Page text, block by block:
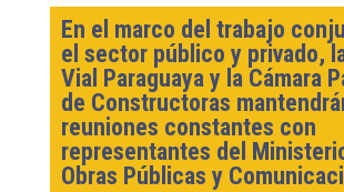
En el marco del trabajo
el sector público y privado,
Vial Paraguaya y la Cámara
de Constructoras
reuniones constantes con
representantes del
Obras Públicas y